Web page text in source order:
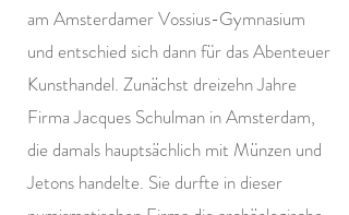
am Amsterdamer Vossius-Gymnasium
und entschied sich dann für das Abenteuer
Kunsthandel. Zunächst dreizehn Jahre
Firma Jacques Schulman in Amsterdam,
die damals hauptsächlich mit Münzen und
Jetons handelte. Sie durfte in dieser